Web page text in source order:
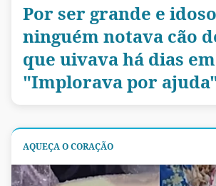
Por ser grande e
ninguém notava cão
que uivava há dias
"Implorava por
AQUEÇA O CORAÇÃO